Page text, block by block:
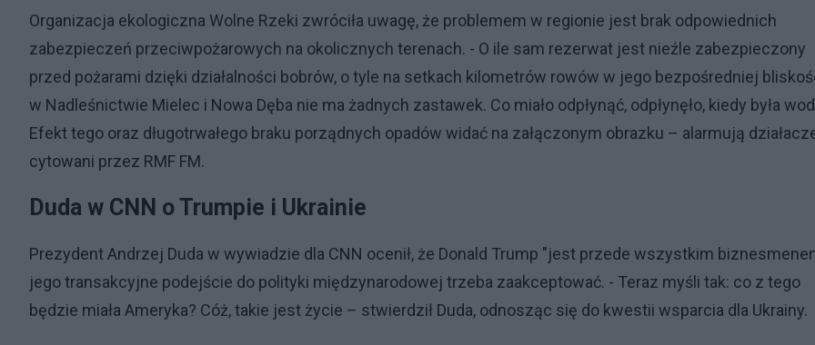
Organizacja ekologiczna Wolne Rzeki zwróciła uwagę, że problemem w regionie jest brak odpowiednich
zabezpieczeń przeciwpożarowych na okolicznych terenach. - O ile sam rezerwat jest nieźle zabezpieczony
przed pożarami dzięki działalności bobrów, o tyle na setkach kilometrów rowów w jego bezpośredniej
w Nadleśnictwie Mielec i Nowa Dęba nie ma żadnych zastawek. Co miało odpłynąć, odpłynęło, kiedy była
Efekt tego oraz długotrwałego braku porządnych opadów widać na załączonym obrazku – alarmują
cytowani przez RMF FM.
Duda w CNN o Trumpie i Ukrainie
Prezydent Andrzej Duda w wywiadzie dla CNN ocenił, że Donald Trump "jest przede wszystkim
jego transakcyjne podejście do polityki międzynarodowej trzeba zaakceptować. - Teraz myśli tak: co z tego
będzie miała Ameryka? Cóż, takie jest życie – stwierdził Duda, odnosząc się do kwestii wsparcia dla Ukrainy.